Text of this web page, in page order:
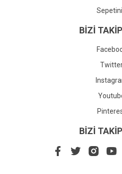
BİZİ
BİZİ